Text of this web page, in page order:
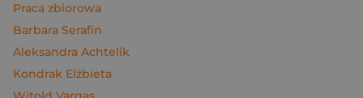
Praca zbiorowa
Barbara Serafin
Aleksandra Achtelik
Kondrak Elżbieta